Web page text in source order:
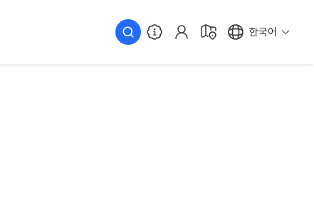
한국어